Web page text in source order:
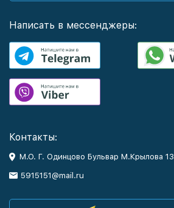
Написать в мессенджеры:
Контакты:
М.О. Г. Одинцово Бульвар М.Крылова 13
5915151@mail.ru